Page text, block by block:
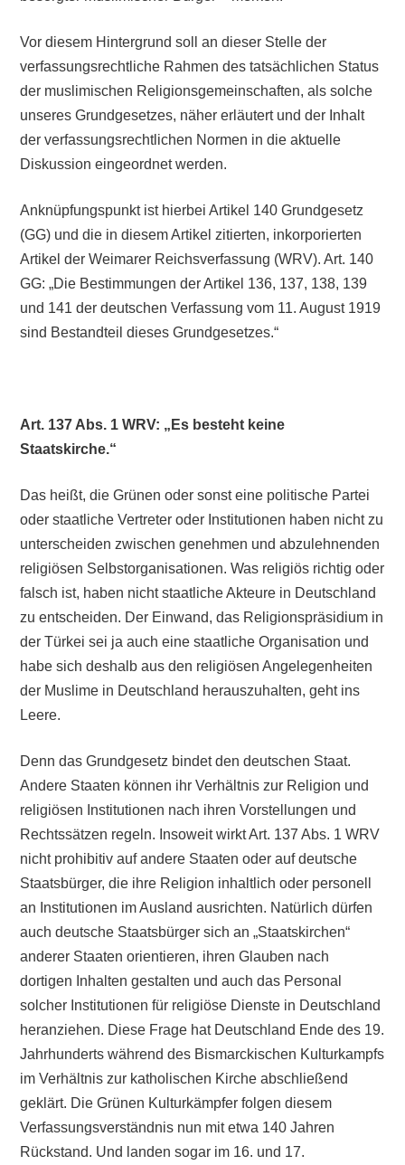
Vor diesem Hintergrund soll an dieser Stelle der
verfassungsrechtliche Rahmen des tatsächlichen Status
der muslimischen Religionsgemeinschaften, als solche
unseres Grundgesetzes, näher erläutert und der Inhalt
der verfassungsrechtlichen Normen in die aktuelle
Diskussion eingeordnet werden.
Anknüpfungspunkt ist hierbei Artikel 140 Grundgesetz
(GG) und die in diesem Artikel zitierten, inkorporierten
Artikel der Weimarer Reichsverfassung (WRV). Art. 140
GG: „Die Bestimmungen der Artikel 136, 137, 138, 139
und 141 der deutschen Verfassung vom 11. August 1919
sind Bestandteil dieses Grundgesetzes.“
Art. 137 Abs. 1 WRV: „Es besteht keine
Staatskirche.“
Das heißt, die Grünen oder sonst eine politische Partei
oder staatliche Vertreter oder Institutionen haben nicht zu
unterscheiden zwischen genehmen und abzulehnenden
religiösen Selbstorganisationen. Was religiös richtig oder
falsch ist, haben nicht staatliche Akteure in Deutschland
zu entscheiden. Der Einwand, das Religionspräsidium in
der Türkei sei ja auch eine staatliche Organisation und
habe sich deshalb aus den religiösen Angelegenheiten
der Muslime in Deutschland herauszuhalten, geht ins
Leere.
Denn das Grundgesetz bindet den deutschen Staat.
Andere Staaten können ihr Verhältnis zur Religion und
religiösen Institutionen nach ihren Vorstellungen und
Rechtssätzen regeln. Insoweit wirkt Art. 137 Abs. 1 WRV
nicht prohibitiv auf andere Staaten oder auf deutsche
Staatsbürger, die ihre Religion inhaltlich oder personell
an Institutionen im Ausland ausrichten. Natürlich dürfen
auch deutsche Staatsbürger sich an „Staatskirchen“
anderer Staaten orientieren, ihren Glauben nach
dortigen Inhalten gestalten und auch das Personal
solcher Institutionen für religiöse Dienste in Deutschland
heranziehen. Diese Frage hat Deutschland Ende des 19.
Jahrhunderts während des Bismarckischen Kulturkampfs
im Verhältnis zur katholischen Kirche abschließend
geklärt. Die Grünen Kulturkämpfer folgen diesem
Verfassungsverständnis nun mit etwa 140 Jahren
Rückstand. Und landen sogar im 16. und 17.